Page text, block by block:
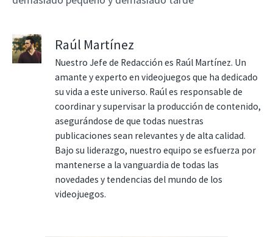
Raúl Martínez
Nuestro Jefe de Redacción es Raúl Martínez. Un
amante y experto en videojuegos que ha dedicado
su vida a este universo. Raúl es responsable de
coordinar y supervisar la producción de contenido,
asegurándose de que todas nuestras
publicaciones sean relevantes y de alta calidad.
Bajo su liderazgo, nuestro equipo se esfuerza por
mantenerse a la vanguardia de todas las
novedades y tendencias del mundo de los
videojuegos.